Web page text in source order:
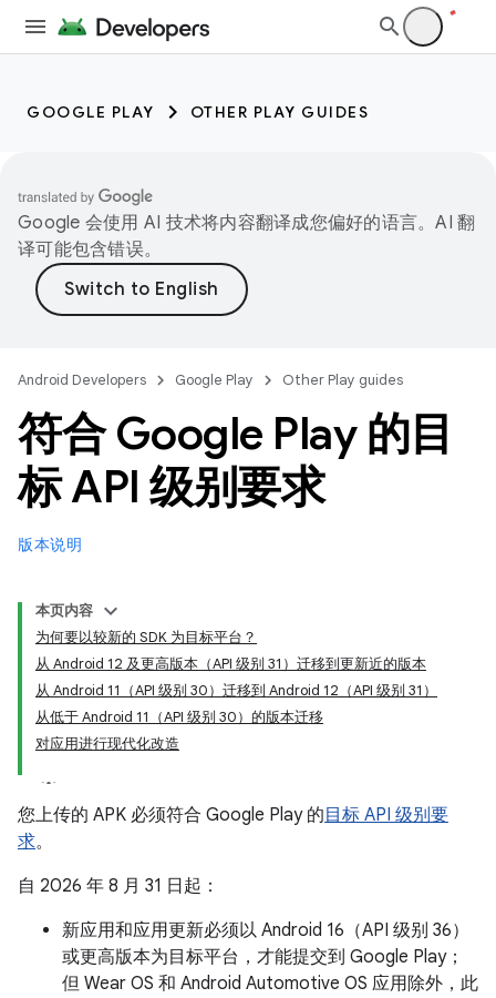
GOOGLE PLAY OTHER PLAY GUIDES
Google 会使用 AI 技术将内容翻译成您偏好的语言。AI 翻
译可能包含错误。
Android Developers Google Play Other Play guides
符合 Google Play 的目
标 API 级别要求
版本说明
本页内容
为何要以较新的 SDK 为目标平台？
从 Android 12 及更高版本（API 级别 31）迁移到更新近的版本
从 Android 11（API 级别 30）迁移到 Android 12（API 级别 31）
从低于 Android 11（API 级别 30）的版本迁移
对应用进行现代化改造
您上传的 APK 必须符合 Google Play 的 目标 API 级别要
求。
自 2026 年 8 月 31 日起：
新应用和应用更新必须以 Android 16（API 级别 36）
或更高版本为目标平台，才能提交到 Google Play；
但 Wear OS 和 Android Automotive OS 应用除外，此